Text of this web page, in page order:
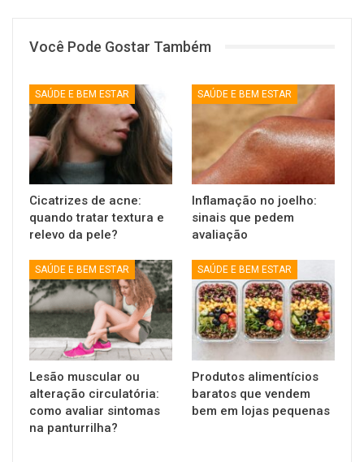
Você Pode Gostar Também
SAÚDE E BEM ESTAR
Cicatrizes de acne:
quando tratar textura e
relevo da pele?
SAÚDE E BEM ESTAR
Inflamação no joelho:
sinais que pedem
avaliação
SAÚDE E BEM ESTAR
Lesão muscular ou
alteração circulatória:
como avaliar sintomas
na panturrilha?
SAÚDE E BEM ESTAR
Produtos alimentícios
baratos que vendem
bem em lojas pequenas